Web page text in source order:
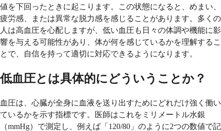
値を下回ったときに起こります。この状態になると、めまい、
疲労感、または異常な脱力感を感じることがあります。多くの
人は高血圧を心配しますが、低い血圧も日々の体調や機能に影
響を与える可能性があり、体が何を感じているかを理解するこ
とで、自信を持って適切に対応できるようになります。
低血圧とは具体的にどういうことか？
血圧は、心臓が全身に血液を送り出すためにどれだけ強く働い
ているかを示す指標です。医師はこれをミリメートル水銀
（mmHg）で測定し、例えば「120/80」のように2つの数値で記